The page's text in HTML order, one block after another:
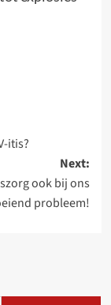
itis?
Next:
ook bij ons
probleem!